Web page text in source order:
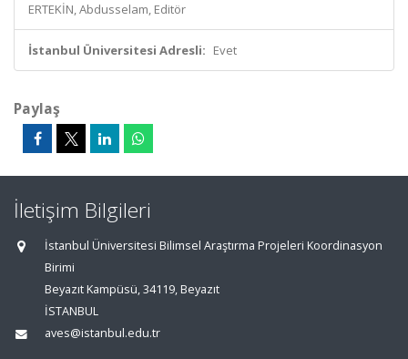
ERTEKİN, Abdusselam, Editör
İstanbul Üniversitesi Adresli: Evet
Paylaş
İletişim Bilgileri
İstanbul Üniversitesi Bilimsel Araştırma Projeleri Koordinasyon
Birimi
Beyazıt Kampüsü, 34119, Beyazıt
İSTANBUL
aves@istanbul.edu.tr